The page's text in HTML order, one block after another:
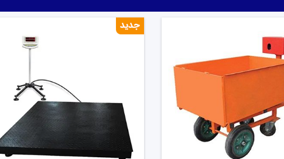
به وجود آمدند که دقت بیشتری نسبت به ترازوی دو کفه‌ای داشتند.
دقیق و سریع‌تر، باسکول‌های دیجیتال طراحی و ساخته شدند.
اندازه‌گیری وزن و بار در صنایع مختلف مورد استفاده قرار می گیرد.